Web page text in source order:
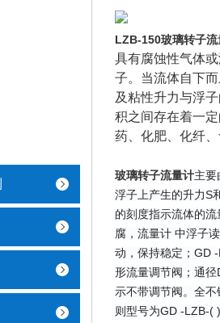
LZB-150玻璃转子流
具有腐蚀性气体
子。当流体自下
及粘性升力与浮
积之间存在着一
药、化肥、化纤
玻璃转子流量计主要
浮子上产生的升力S
的刻度指示流体的
腐，流量计 中浮子
动，保持稳定；GD
形流量调节阀；通
示不带调节阀。全
则型号为GD -LZB-(